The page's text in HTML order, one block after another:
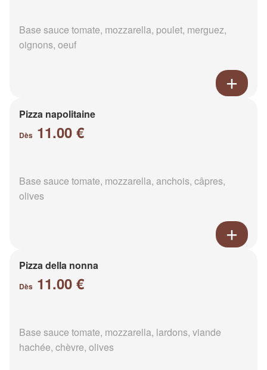
Base sauce tomate, mozzarella, poulet, merguez,
oignons, oeuf
Pizza napolitaine
Dès 11.00 €
Base sauce tomate, mozzarella, anchois, câpres,
olives
Pizza della nonna
Dès 11.00 €
Base sauce tomate, mozzarella, lardons, viande
hachée, chèvre, olives